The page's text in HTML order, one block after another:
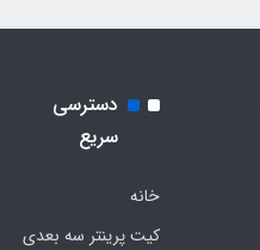
دسترسی
سریع
خانه
کیت پرینتر سه بعدی